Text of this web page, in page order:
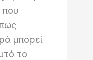
μπορεί
το